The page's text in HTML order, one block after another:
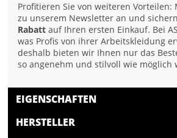
Profitieren Sie von weiteren Vorteilen:
zu unserem Newsletter an und
Rabatt auf Ihren ersten Einkauf. Bei
was Profis von ihrer Arbeitskleidung
deshalb bieten wir Ihnen nur das
so angenehm und stilvoll wie möglich
EIGENSCHAFTEN
HERSTELLER